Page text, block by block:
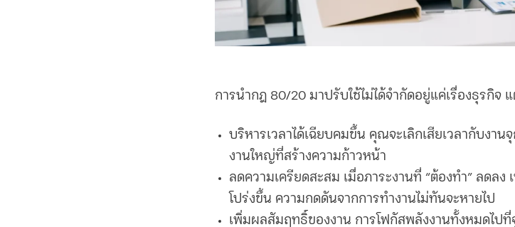
การนำกฎ 80/20 มาปรับใช้ไม่ได้จำกัดอยู่แค่เรื่องธุรกิ
บริหารเวลาได้เฉียบคมขึ้น คุณจะเลิกเสียเวลากับงาน
งานใหญ่ที่สร้างความก้าวหน้า
ลดความเครียดสะสม
เมื่อภาระงานที่ “ต้องทำ” ลดลง
โปร่งขึ้น ความกดดันจากการทำงานไม่ทันจะหายไป
เพิ่มผลสัมฤทธิ์ของงาน การโฟกัสพลังงานทั้งหมดไป